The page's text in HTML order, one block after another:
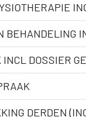
BEHANDELING
DOSSIER
DERDEN